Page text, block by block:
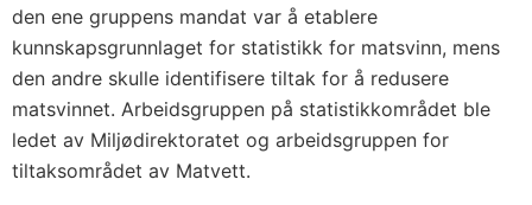
den ene gruppens mandat var å etablere
kunnskapsgrunnlaget for statistikk for matsvinn, mens
den andre skulle identifisere tiltak for å redusere
matsvinnet. Arbeidsgruppen på statistikkområdet ble
ledet av Miljødirektoratet og arbeidsgruppen for
tiltaksområdet av Matvett.